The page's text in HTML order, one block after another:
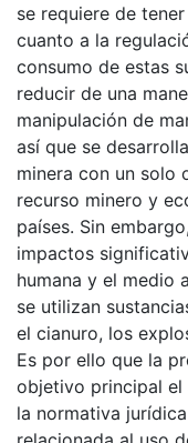
se requiere de
cuanto a la
consumo de estas
reducir de una
manipulación de
así que se
minera con un solo
recurso minero y
países. Sin
impactos
humana y el medio
se utilizan
el cianuro, los
Es por ello que la
objetivo principal el
la normativa